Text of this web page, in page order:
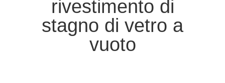
rivestimento di
stagno di vetro a
vuoto